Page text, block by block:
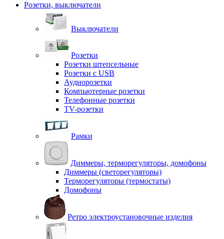
Розетки, выключатели
Выключатели
Розетки
Розетки штепсельные
Розетки с USB
Аудиорозетки
Компьютерные розетки
Телефонные розетки
TV-розетки
Рамки
Диммеры, терморегуляторы, домофоны
Диммеры (светорегуляторы)
Терморегуляторы (термостаты)
Домофоны
Ретро электроустановочные изделия